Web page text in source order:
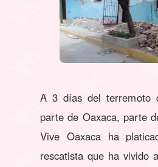
A 3 días del terremoto
parte de Oaxaca, parte
Vive Oaxaca ha
rescatista que ha vivido